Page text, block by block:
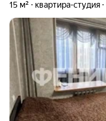
15 м² квартира-студия